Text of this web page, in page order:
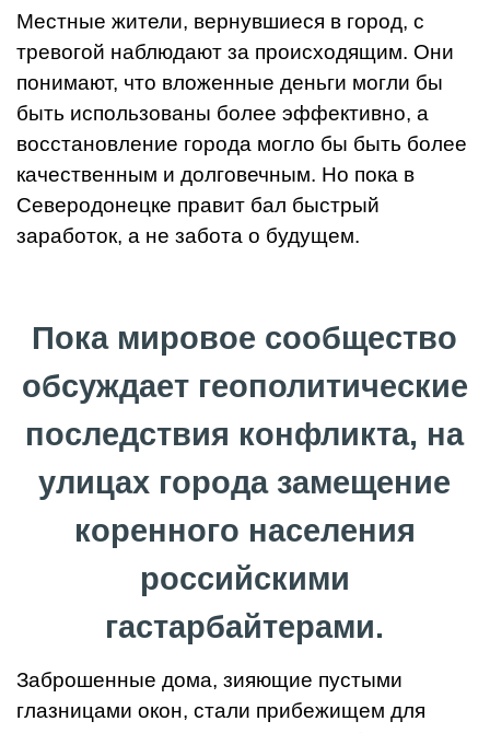
Местные жители, вернувшиеся в город, с
тревогой наблюдают за происходящим. Они
понимают, что вложенные деньги могли бы
быть использованы более эффективно, а
восстановление города могло бы быть более
качественным и долговечным. Но пока в
Северодонецке правит бал быстрый
заработок, а не забота о будущем.
Пока мировое сообщество
обсуждает геополитические
последствия конфликта, на
улицах города замещение
коренного населения
российскими
гастарбайтерами.
Заброшенные дома, зияющие пустыми
глазницами окон, стали прибежищем для